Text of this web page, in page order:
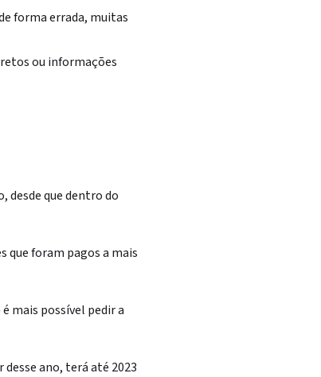
forma errada, muitas
ou informações
desde que dentro do
que foram pagos a mais
mais possível pedir a
ano, terá até 2023